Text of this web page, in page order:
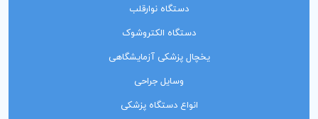
دستگاه نوارقلب
دستگاه الکتروشوک
یخچال پزشکی آزمایشگاهی
وسایل جراحی
انواع دستگاه پزشکی